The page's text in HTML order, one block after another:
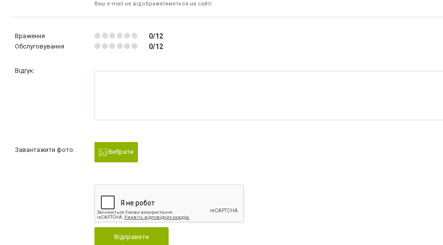
Ваш e-mail не відображатиметься на сайті
Враження 0/12
Обслуговування 0/12
Відгук:
Завантажити фото: Вибрати
Відправити